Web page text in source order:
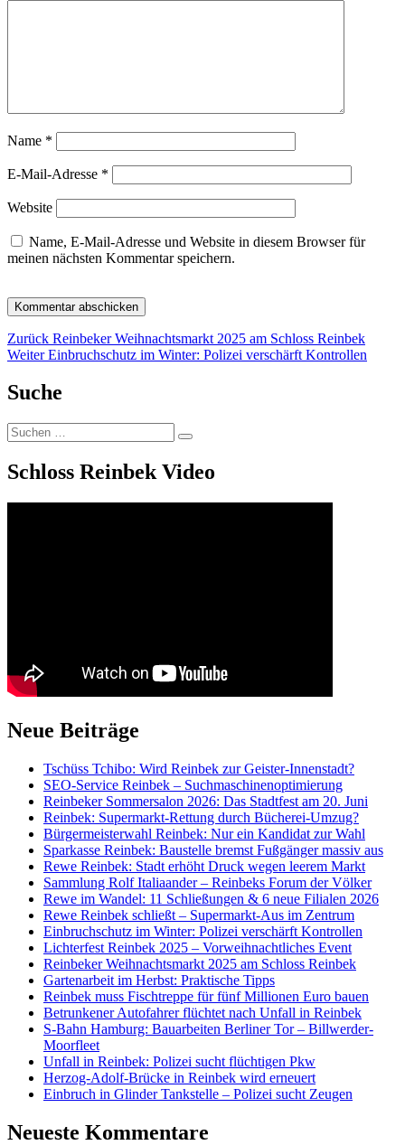
Name *
E-Mail-Adresse *
Website
Name, E-Mail-Adresse und Website in diesem Browser für
meinen nächsten Kommentar speichern.
Beitragsnavigation
Zurück Vorheriger
Beitrag:
Reinbeker Weihnachtsmarkt 2025 am Schloss Reinbek
Weiter Nächster
Einbruchschutz im Winter: Polizei verschärft Kontrollen
Suche
Suchen
nach:
Suchen
Schloss Reinbek Video
Neue Beiträge
Tschüss Tchibo: Wird Reinbek zur Geister-Innenstadt?
SEO-Service Reinbek – Suchmaschinenoptimierung
Reinbeker Sommersalon 2026: Das Stadtfest am 20. Juni
Reinbek: Supermarkt-Rettung durch Bücherei-Umzug?
Bürgermeisterwahl Reinbek: Nur ein Kandidat zur Wahl
Sparkasse Reinbek: Baustelle bremst Fußgänger massiv aus
Rewe Reinbek: Stadt erhöht Druck wegen leerem Markt
Sammlung Rolf Italiaander – Reinbeks Forum der Völker
Rewe im Wandel: 11 Schließungen & 6 neue Filialen 2026
Rewe Reinbek schließt – Supermarkt-Aus im Zentrum
Einbruchschutz im Winter: Polizei verschärft Kontrollen
Lichterfest Reinbek 2025 – Vorweihnachtliches Event
Reinbeker Weihnachtsmarkt 2025 am Schloss Reinbek
Gartenarbeit im Herbst: Praktische Tipps
Reinbek muss Fischtreppe für fünf Millionen Euro bauen
Betrunkener Autofahrer flüchtet nach Unfall in Reinbek
S-Bahn Hamburg: Bauarbeiten Berliner Tor – Billwerder-
Moorfleet
Unfall in Reinbek: Polizei sucht flüchtigen Pkw
Herzog-Adolf-Brücke in Reinbek wird erneuert
Einbruch in Glinder Tankstelle – Polizei sucht Zeugen
Neueste Kommentare